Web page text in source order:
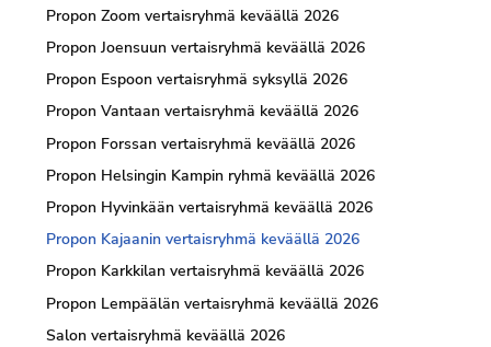
Propon Zoom vertaisryhmä keväällä 2026
Propon Joensuun vertaisryhmä keväällä 2026
Propon Espoon vertaisryhmä syksyllä 2026
Propon Vantaan vertaisryhmä keväällä 2026
Propon Forssan vertaisryhmä keväällä 2026
Propon Helsingin Kampin ryhmä keväällä 2026
Propon Hyvinkään vertaisryhmä keväällä 2026
Propon Kajaanin vertaisryhmä keväällä 2026
Propon Karkkilan vertaisryhmä keväällä 2026
Propon Lempäälän vertaisryhmä keväällä 2026
Salon vertaisryhmä keväällä 2026